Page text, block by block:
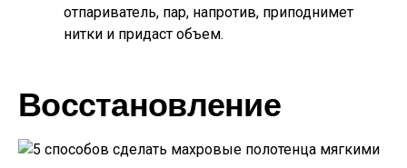
отпариватель, пар, напротив, приподнимет
нитки и придаст объем.
Восстановление